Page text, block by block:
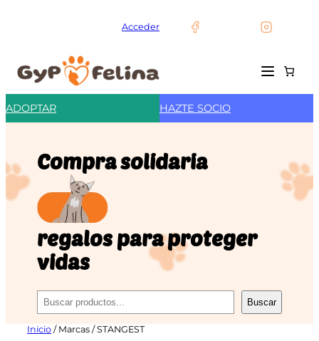
Acceder
ADOPTAR HAZTE SOCIO
Compra solidaria
regalos para proteger
vidas
Buscar Buscar
Inicio / Marcas / STANGEST